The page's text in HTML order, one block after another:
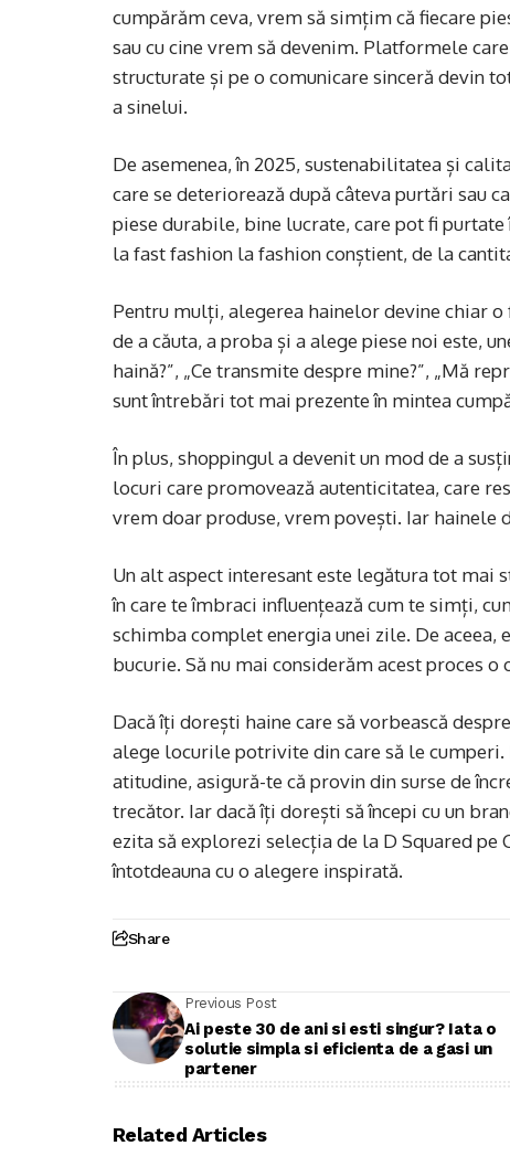
cumpărăm ceva, vrem să simțim că fiecare
sau cu cine vrem să devenim. Platformele
structurate și pe o comunicare sinceră devin
a sinelui.
De asemenea, în 2025, sustenabilitatea și
care se deteriorează după câteva purtări sau
piese durabile, bine lucrate, care pot fi
la fast fashion la fashion conștient, de la
Pentru mulți, alegerea hainelor devine chiar
de a căuta, a proba și a alege piese noi este,
haină?”, „Ce transmite despre mine?”, „Mă
sunt întrebări tot mai prezente în mintea
În plus, shoppingul a devenit un mod de a
locuri care promovează autenticitatea, care
vrem doar produse, vrem povești. Iar hainele
Un alt aspect interesant este legătura tot
în care te îmbraci influențează cum te simți,
schimba complet energia unei zile. De aceea,
bucurie. Să nu mai considerăm acest proces
Dacă îți dorești haine care să vorbească
alege locurile potrivite din care să le cumperi.
atitudine, asigură-te că provin din surse de
trecător. Iar dacă îți dorești să începi cu un
ezita să explorezi selecția de la D Squared pe
întotdeauna cu o alegere inspirată.
Share
Previous Post
Ai peste 30 de ani si esti singur? Iata o
solutie simpla si eficienta de a gasi un
partener
Related Articles